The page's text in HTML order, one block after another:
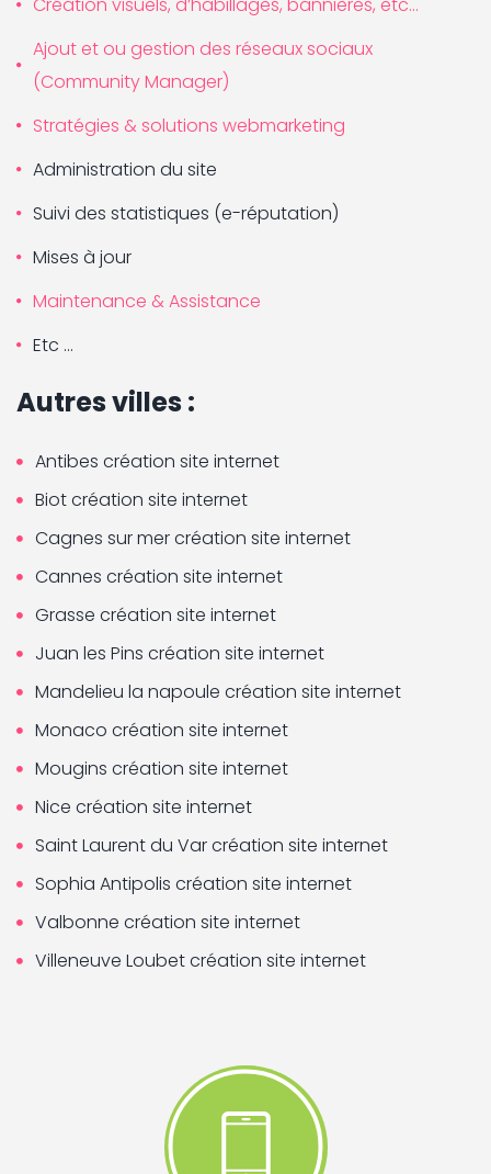
Création visuels, d’habillages, bannières, etc…
Ajout et ou gestion des réseaux sociaux
(Community Manager)
Stratégies & solutions webmarketing
Administration du site
Suivi des statistiques (e-réputation)
Mises à jour
Maintenance & Assistance
Etc …
Autres villes :
Antibes création site internet
Biot création site internet
Cagnes sur mer création site internet
Cannes création site internet
Grasse création site internet
Juan les Pins création site internet
Mandelieu la napoule création site internet
Monaco création site internet
Mougins création site internet
Nice création site internet
Saint Laurent du Var création site internet
Sophia Antipolis création site internet
Valbonne création site internet
Villeneuve Loubet création site internet